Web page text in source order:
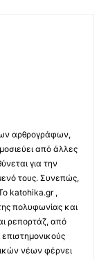
αρθρογράφων,
από άλλες
για την
τους. Συνεπώς,
katohika.gr ,
πολυφωνίας και
ρεπορτάζ, από
νέων φέρνει